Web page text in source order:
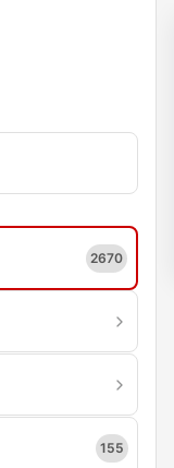
2670
155